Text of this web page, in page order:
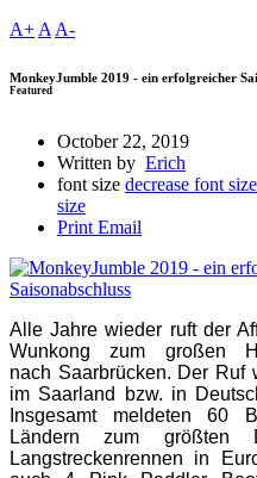
A+ A A-
MonkeyJumble 2019 - ein erfolgreicher
Featured
October 22, 2019
Written by Erich
font size decrease font size
size
PrintEmail
Alle Jahre wieder ruft der
Wunkong zum großen
nach Saarbrücken. Der Ruf
im Saarland bzw. in
Insgesamt meldeten 60
Ländern zum größten
Langstreckenrennen in